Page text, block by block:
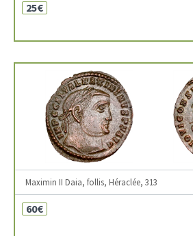
25€
Maximin II Daia, follis, Héraclée, 313
60€